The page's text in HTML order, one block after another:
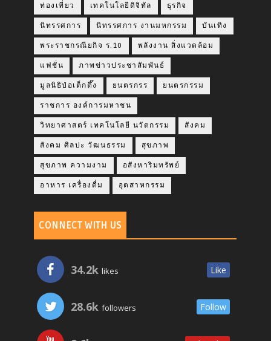
ท่องเที่ยว เทคโนโลยีดิจิทัล ธุรกิจ
นิทรรศการ นิทรรศการ งานมหกรรม บันเทิง
พระราชกรณียกิจ ร.10 พลังงาน สิ่งแวดล้อม
แฟชั่น ภาพข่าวประชาสัมพันธ์
มูลนิธิป่อเต็กตึ๊ง ยนตรกรร ยนตรกรรม
ราชการ องค์การมหาชน
วิทยาศาสตร์ เทคโนโลยี นวัตกรรม สังคม
สังคม ศิลปะ วัฒนธรรม สุขภาพ
สุขภาพ ความงาม อสังหาริมทรัพย์
อาหาร เครื่องดื่ม อุตสาหกรรม
CONNECT WITH US
34.2k likes Like
28.6k followers Follow